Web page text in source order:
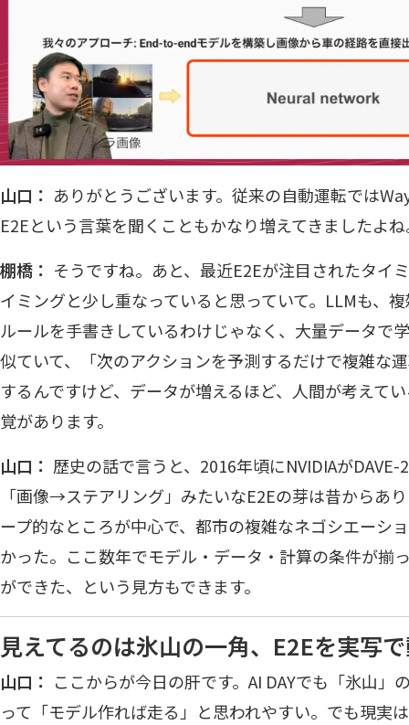
山口： ありがとうございます。従来の自動運転では
E2Eという言葉を聞くこともかなり増えてきましたよ
棚橋： そうですね。あと、最近E2Eが注目されたタイ
イミングと少し重なっていると思っていて。LLMも、
ルールを手書きしているわけじゃなく、大量データで
似ていて、「次のアクションを予測するだけで複雑な
するんですけど、データが増えるほど、人間が考えて
覚があります。
山口： 歴史の話で言うと、2016年頃にNVIDIAが
「画像→ステアリング」みたいなE2Eの芽は昔からあ
ープ的なところが中心で、都市の複雑なネゴシエーシ
かった。ここ数年でモデル・データ・計算の条件が揃
ができた、という見方もできます。
見えてるのは氷山の一角、E2Eを実写
山口： ここからが今日の肝です。AI DAYでも「氷山」
って「モデル作れば走る」と思われやすい。でも現実